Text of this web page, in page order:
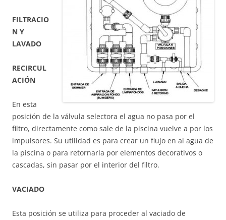
FILTRACIO
N Y
LAVADO
RECIRCUL
ACIÓN
En esta
posición de la válvula selectora el agua no pasa por el
filtro, directamente como sale de la piscina vuelve a por los
impulsores. Su utilidad es para crear un flujo en al agua de
la piscina o para retornarla por elementos decorativos o
cascadas, sin pasar por el interior del filtro.
VACIADO
Esta posición se utiliza para proceder al vaciado de